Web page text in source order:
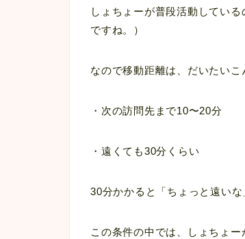
しょちょーが普段活動してい
ですね。）
なので移動距離は、だいたいこ
・次の訪問先まで10〜20分
・遠くても30分くらい
30分かかると「ちょっと遠いな
この条件の中では、しょちょ